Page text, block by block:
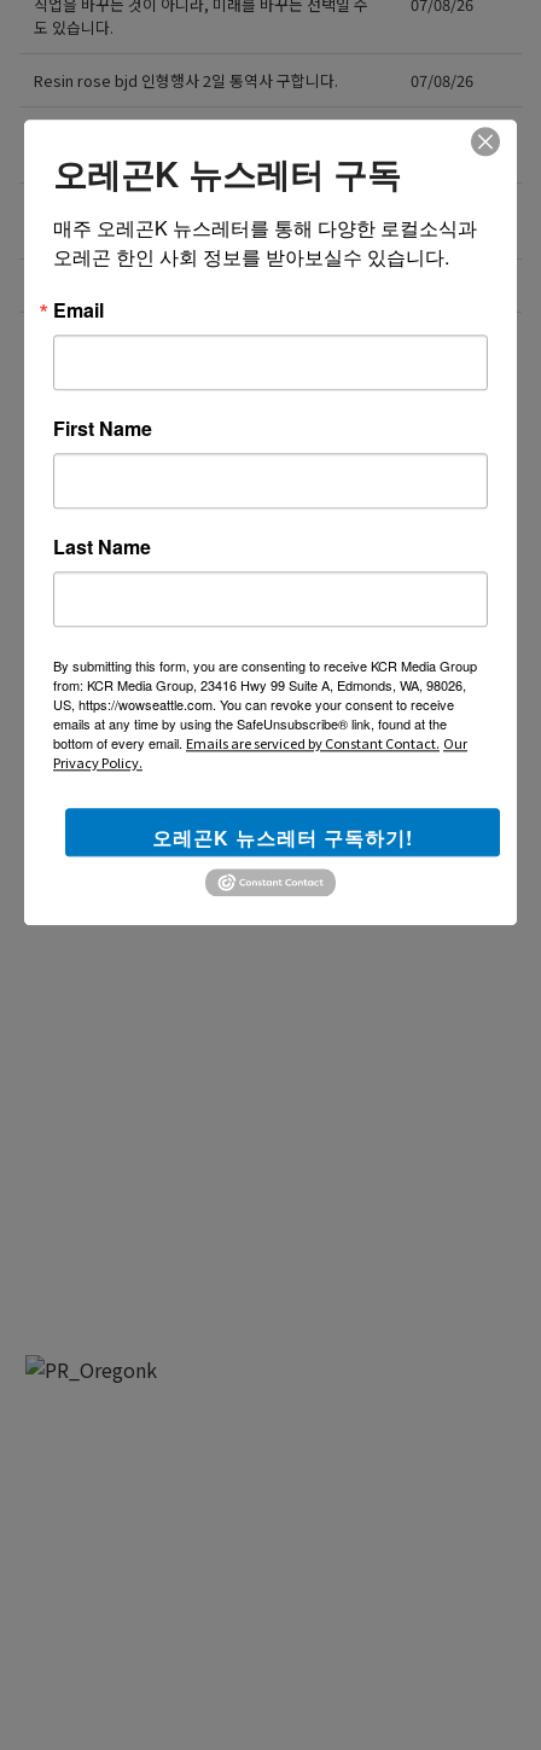
도 있습니다.
Resin rose bjd 인형행사 2일 통역사 구합니다. 07/08/26
Gastropub (Downtown PDX)
07/06/26
환영!
더보기 >>
오레곤K 뉴스레터 구독
매주 오레곤K 뉴스레터를 통해 다양한 로컬소식과
오레곤 한인 사회 정보를 받아보실수 있습니다.
Email
First Name
Last Name
By submitting this form, you are consenting to receive KCR Media Group
from: KCR Media Group, 23416 Hwy 99 Suite A, Edmonds, WA, 98026,
US, https://wowseattle.com. You can revoke your consent to receive
emails at any time by using the SafeUnsubscribe® link, found at the
bottom of every email. Emails are serviced by Constant Contact. Our
Privacy Policy.
오레곤K 뉴스레터 구독하기!